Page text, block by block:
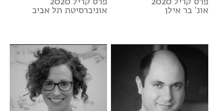
פרס קריל 2020
אונ' בר אילן
פרס קריל 2020
אוניברסיטת תל אביב